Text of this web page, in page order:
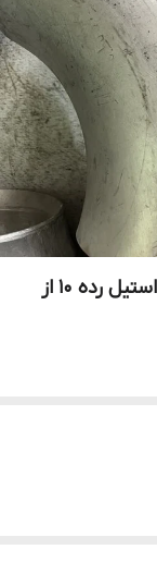
زانو 4 اینچ 90 درجه مانیسمان استنلس استیل رده 10 از